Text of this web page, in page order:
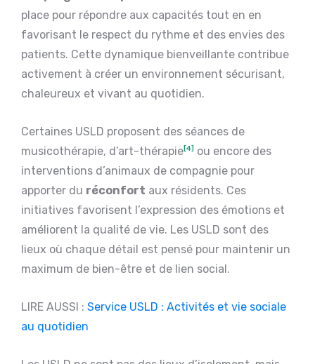
place pour répondre aux capacités tout en en
favorisant le respect du rythme et des envies des
patients. Cette dynamique bienveillante contribue
activement à créer un environnement sécurisant,
chaleureux et vivant au quotidien.
Certaines USLD proposent des séances de
musicothérapie, d’art-thérapie [4]
ou encore des
interventions d’animaux de compagnie pour
apporter du réconfort aux résidents. Ces
initiatives favorisent l’expression des émotions et
améliorent la qualité de vie. Les USLD sont des
lieux où chaque détail est pensé pour maintenir un
maximum de bien-être et de lien social.
LIRE AUSSI : Service USLD : Activités et vie sociale
au quotidien